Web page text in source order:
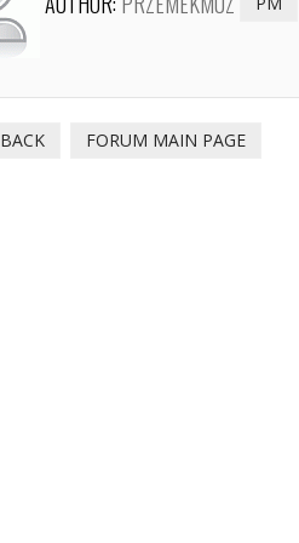
BACK FORUM MAIN PAGE